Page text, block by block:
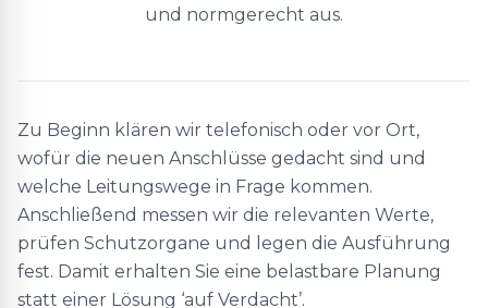
und normgerecht aus.
Zu Beginn klären wir telefonisch oder vor Ort,
wofür die neuen Anschlüsse gedacht sind und
welche Leitungswege in Frage kommen.
Anschließend messen wir die relevanten Werte,
prüfen Schutzorgane und legen die Ausführung
fest. Damit erhalten Sie eine belastbare Planung
statt einer Lösung ‘auf Verdacht’.